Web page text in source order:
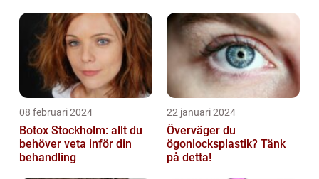
08 februari 2024
Botox Stockholm: allt du
behöver veta inför din
behandling
22 januari 2024
Överväger du
ögonlocksplastik? Tänk
på detta!